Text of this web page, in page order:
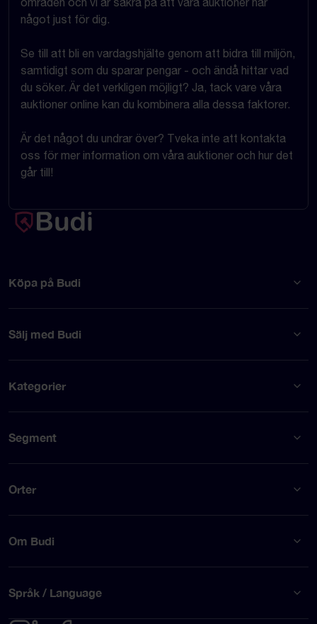
något just för dig.
Se till att bli en vardagshjälte genom att bidra till miljön,
samtidigt som du sparar pengar - och ändå hittar vad
du söker. Är det verkligen möjligt? Ja, tack vare våra
auktioner online kan du kombinera alla dessa faktorer.
Är det något du undrar över? Tveka inte att kontakta
oss för mer information om våra auktioner och hur det
går till!
Köpa på Budi
Sälj med Budi
Kategorier
Segment
Orter
Om Budi
Språk / Language